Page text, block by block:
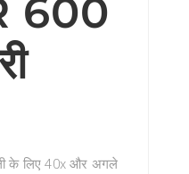
600
के लिए 40x और अगले